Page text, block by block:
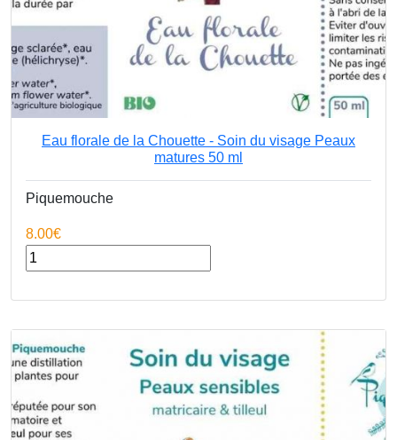
Eau florale de la Chouette - Soin du visage Peaux
matures 50 ml
Piquemouche
8.00€